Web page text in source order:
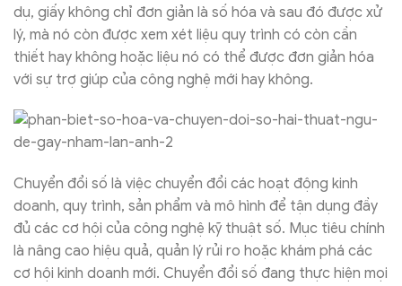
dụ, giấy không chỉ đơn giản là số hóa và sau đó được xử
lý, mà nó còn được xem xét liệu quy trình có còn cần
thiết hay không hoặc liệu nó có thể được đơn giản hóa
với sự trợ giúp của công nghệ mới hay không.
Chuyển đổi số là việc chuyển đổi các hoạt động kinh
doanh, quy trình, sản phẩm và mô hình để tận dụng đầy
đủ các cơ hội của công nghệ kỹ thuật số. Mục tiêu chính
là nâng cao hiệu quả, quản lý rủi ro hoặc khám phá các
cơ hội kinh doanh mới. Chuyển đổi số đang thực hiện mọi